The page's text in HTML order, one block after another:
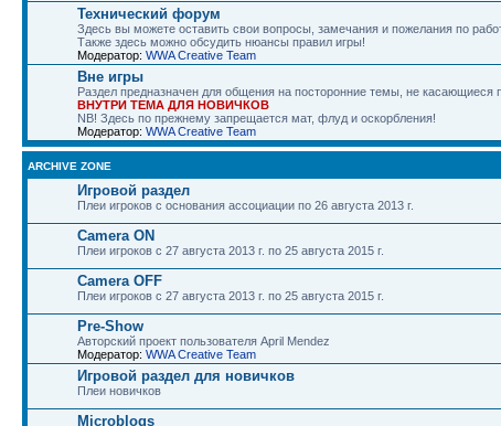
Технический форум
Здесь вы можете оставить свои вопросы, замечания и пожелания по
Также здесь можно обсудить нюансы правил игры!
Модератор: WWA Creative Team
Вне игры
Раздел предназначен для общения на посторонние темы, не касающиеся
ВНУТРИ ТЕМА ДЛЯ НОВИЧКОВ
NB! Здесь по прежнему запрещается мат, флуд и оскорбления!
Модератор: WWA Creative Team
ARCHIVE ZONE
Игровой раздел
Плеи игроков с основания ассоциации по 26 августа 2013 г.
Camera ON
Плеи игроков с 27 августа 2013 г. по 25 августа 2015 г.
Camera OFF
Плеи игроков с 27 августа 2013 г. по 25 августа 2015 г.
Pre-Show
Авторский проект пользователя April Mendez
Модератор: WWA Creative Team
Игровой раздел для новичков
Плеи новичков
Microblogs